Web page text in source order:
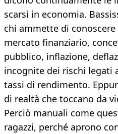
scarsi in economia.
chi ammette di
mercato finanziario,
pubblico, inflazione,
incognite dei rischi legati
tassi di rendimento.
di realtà che toccano da
Perciò manuali come
ragazzi, perché aprono